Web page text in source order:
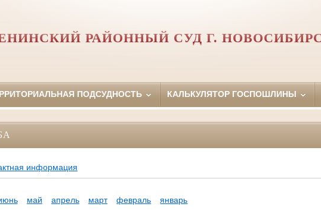
РАЙОННЫЙ СУД Г.
ПОДСУДНОСТЬ КАЛЬКУЛЯТОР ГОСПОШЛИНЫ
информация
май апрель март февраль
январь